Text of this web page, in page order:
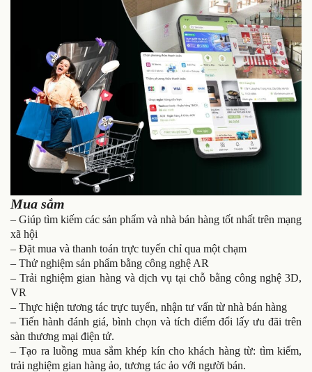
Mua sắm
– Giúp tìm kiếm các sản phẩm và nhà bán hàng tốt nhất trên mạng
xã hội
– Đặt mua và thanh toán trực tuyến chỉ qua một chạm
– Thử nghiệm sản phẩm bằng công nghệ AR
– Trải nghiệm gian hàng và dịch vụ tại chỗ bằng công nghệ 3D,
VR
– Thực hiện tương tác trực tuyến, nhận tư vấn từ nhà bán hàng
– Tiến hành đánh giá, bình chọn và tích điểm đổi lấy ưu đãi trên
sàn thương mại điện tử.
– Tạo ra luồng mua sắm khép kín cho khách hàng từ: tìm kiếm,
trải nghiệm gian hàng ảo, tương tác ảo với người bán.